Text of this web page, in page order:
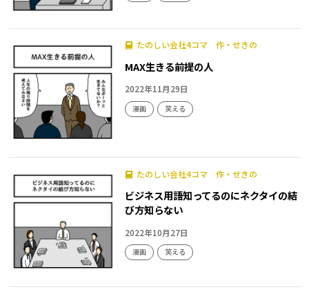
たのしい会社4コマ 作・せきの
MAX生きる前提の人
2022年11月29日
漫画 笑える
たのしい会社4コマ 作・せきの
ビジネス用語知ってるのにネクタイの結
び方知らない
2022年10月27日
漫画 笑える